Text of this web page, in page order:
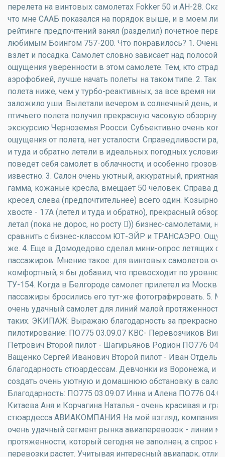
перелета на винтовых самолетах Fokker 50 и АН-28.
что мне СААБ показался на порядок выше, и в моем
рейтинге предпочтений занял (разделил) почетное
любимым Боингом 757-200. Что понравилось? 1. Очень
взлет и посадка. Самолет словно зависает над полосой.
ощущения уверенности в этом самолете. Тем, кто
аэрофобией, лучше начать полеты на таком типе. 2. Так
полета ниже, чем у турбо-реактивных, за все время ни
заложило уши. Вылетали вечером в солнечный день, и
птичьего полета получил прекрасную часовую обзорную
экскурсию Черноземья Роосси. Субъективно очень
ощущения от полета, нет усталости. Справедливости
и туда и обратно летели в идеальных погодных
поведет себя самолет в облачности, и особенно
известно. 3. Салон очень уютный, аккуратный, приятная
гамма, кожаные кресла, вмещает 50 человек. Справа
кресел, слева (предпочтительнее) всего один.
хвосте - 17А (летел и туда и обратно), прекрасный обзор.
летал (пока не дорос, но росту )) бизнес-самолетами,
сравнить с бизнес-классом ЮТ-ЭЙР и ТРАНСАЭРО.
же. 4. Еще в Домодедово сделал мини-опрос летящих
пассажиров. Мнение такое: для винтовых самолетов
комфортный, я бы добавил, что превосходит по уровню
ТУ-154. Когда в Белгороде самолет прилетел из
пассажиры бросились его тут-же фотографировать. 5.
очень удачный самолет для линий малой
таких. ЭКИПАЖ: Выражаю благодарность за прекрасное
пилотирование: ПО775 03.09.07 КВС- Перевозчиков
Петрович Второй пилот - Шагирьянов Родион ПО776
Ващенко Сергей Иванович Второй пилот - Иван
благодарность стюардессам. Девчонки из Воронежа, и
создать очень уютную и домашнюю обстановку в
Благодарность: ПО775 03.09.07 Инна и Алена ПО776
Китаева Аня и Корчагина Наталья - очень красивая и
стюардесса АВИАКОМПАНИЯ На мой взгляд, компания
очень удачный сегмент рынка авиаперевозок - линии
протяженности, который сегодня не заполнен, а спрос на
перевозки растет. Учитывая интересный авиапарк,